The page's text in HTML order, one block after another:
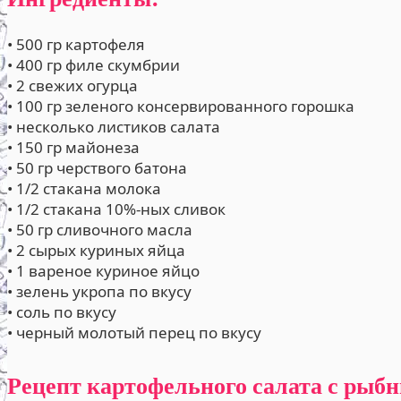
• 500 гр картофеля
• 400 гр филе скумбрии
• 2 свежих огурца
• 100 гр зеленого консервированного горошка
• несколько листиков салата
• 150 гр майонеза
• 50 гр черствого батона
• 1/2 стакана молока
• 1/2 стакана 10%-ных сливок
• 50 гр сливочного масла
• 2 сырых куриных яйца
• 1 вареное куриное яйцо
• зелень укропа по вкусу
• соль по вкусу
• черный молотый перец по вкусу
Рецепт картофельного салата с